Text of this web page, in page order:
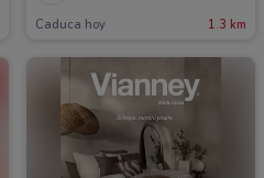
Caduca hoy 1.3 km